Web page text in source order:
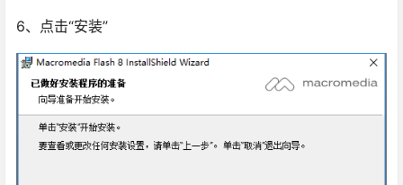
6、点击“安装”